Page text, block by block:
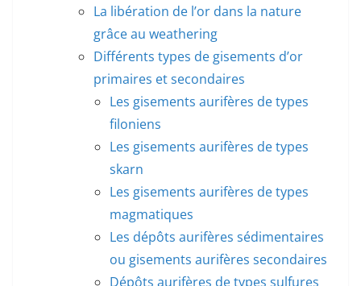
La libération de l’or dans la nature
grâce au weathering
Différents types de gisements d’or
primaires et secondaires
Les gisements aurifères de types
filoniens
Les gisements aurifères de types
skarn
Les gisements aurifères de types
magmatiques
Les dépôts aurifères sédimentaires
ou gisements aurifères secondaires
Dépôts aurifères de types sulfures